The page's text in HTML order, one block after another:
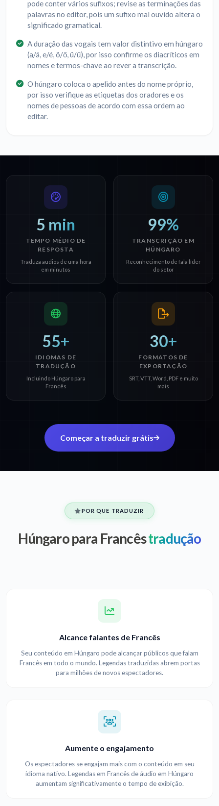
pode conter vários sufixos; revise as terminações das
palavras no editor, pois um sufixo mal ouvido altera o
significado gramatical.
A duração das vogais tem valor distintivo em húngaro
(a/á, e/é, ö/ő, ü/ű), por isso confirme os diacríticos em
nomes e termos-chave ao rever a transcrição.
O húngaro coloca o apelido antes do nome próprio,
por isso verifique as etiquetas dos oradores e os
nomes de pessoas de acordo com essa ordem ao
editar.
5 min
TEMPO MÉDIO DE
RESPOSTA
Traduza audios de uma hora
em minutos
99%
TRANSCRIÇÃO EM
HÚNGARO
Reconhecimento de fala líder
do setor
55+
IDIOMAS DE
TRADUÇÃO
Incluindo Húngaro para
Francês
30+
FORMATOS DE
EXPORTAÇÃO
SRT, VTT, Word, PDF e muito
mais
Começar a traduzir grátis
POR QUE TRADUZIR
Húngaro para Francêstradução
Alcance falantes de Francês
Seu conteúdo em Húngaro pode alcançar públicos que falam
Francês em todo o mundo. Legendas traduzidas abrem portas
para milhões de novos espectadores.
Aumente o engajamento
Os espectadores se engajam mais com o conteúdo em seu
idioma nativo. Legendas em Francês de áudio em Húngaro
aumentam significativamente o tempo de exibição.